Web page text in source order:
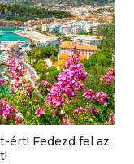
ért! Fedezd fel az